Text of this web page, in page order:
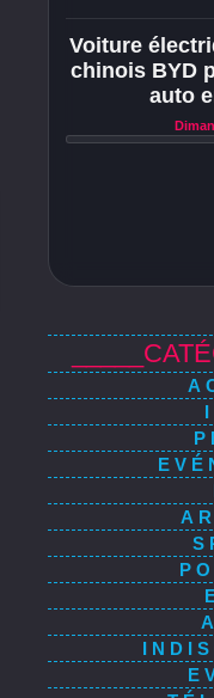
Voiture
chinois BYD
auto